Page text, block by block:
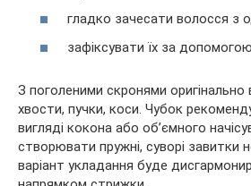
гладко зачесати волосся з
зафіксувати їх за
З поголеними скронями оригінально
хвости, пучки, коси. Чубок
вигляді кокона або об’ємного
створювати пружні, суворі завитки
варіант укладання буде